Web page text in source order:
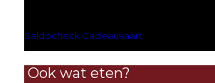
Saldocheck Cadeaukaart
Ook wat eten?